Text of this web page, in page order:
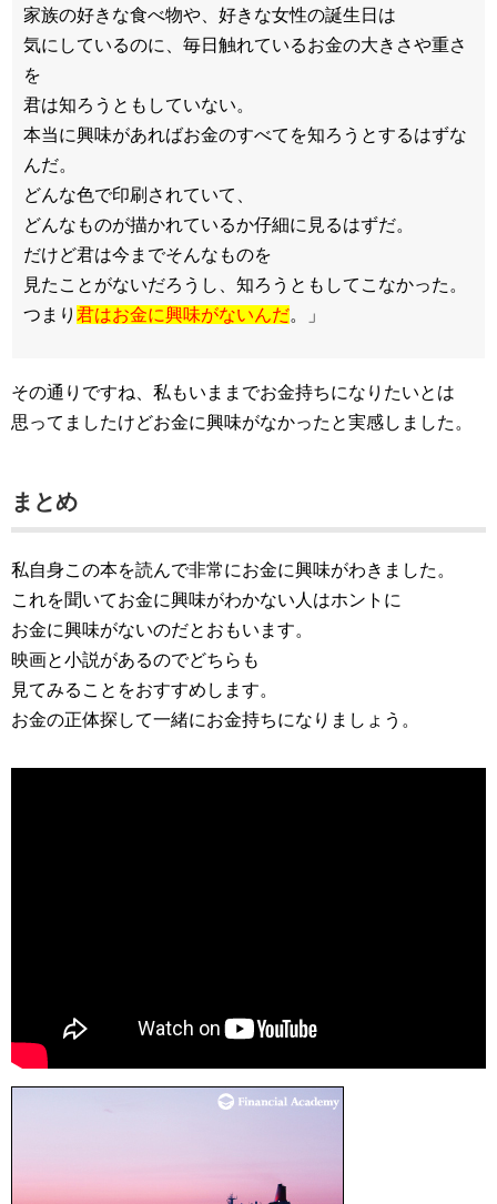
家族の好きな食べ物や、好きな女性の誕生日は
気にしているのに、毎日触れているお金の大きさや重さ
を
君は知ろうともしていない。
本当に興味があればお金のすべてを知ろうとするはずな
んだ。
どんな色で印刷されていて、
どんなものが描かれているか仔細に見るはずだ。
だけど君は今までそんなものを
見たことがないだろうし、知ろうともしてこなかった。
つまり 君はお金に興味がないんだ。」
その通りですね、私もいままでお金持ちになりたいとは
思ってましたけどお金に興味がなかったと実感しました。
まとめ
私自身この本を読んで非常にお金に興味がわきました。
これを聞いてお金に興味がわかない人はホントに
お金に興味がないのだとおもいます。
映画と小説があるのでどちらも
見てみることをおすすめします。
お金の正体探して一緒にお金持ちになりましょう。